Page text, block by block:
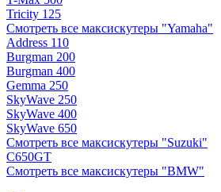
Tricity 125
Смотреть все максискутеры "Yamaha"
Address 110
Burgman 200
Burgman 400
Gemma 250
SkyWave 250
SkyWave 400
SkyWave 650
Смотреть все максискутеры "Suzuki"
C650GT
Смотреть все максискутеры "BMW"